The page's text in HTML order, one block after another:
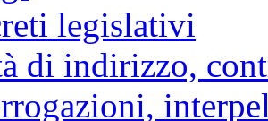
legislativi
di indirizzo,